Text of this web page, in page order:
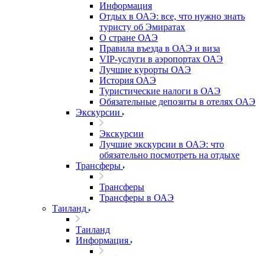
Информация
Отдых в ОАЭ: все, что нужно знать
туристу об Эмиратах
О стране ОАЭ
Правила въезда в ОАЭ и виза
VIP-услуги в аэропортах ОАЭ
Лучшие курорты ОАЭ
История ОАЭ
Туристические налоги в ОАЭ
Обязательные депозиты в отелях ОАЭ
Экскурсии
Экскурсии
Лучшие экскурсии в ОАЭ: что
обязательно посмотреть на отдыхе
Трансферы
Трансферы
Трансферы в ОАЭ
Таиланд
Таиланд
Информация